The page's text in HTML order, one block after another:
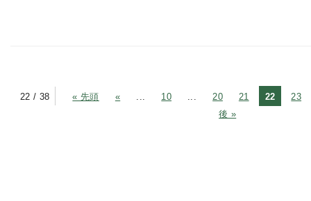
22 / 38 « 先頭 « ... 10 ... 20 21 22
23
後 »